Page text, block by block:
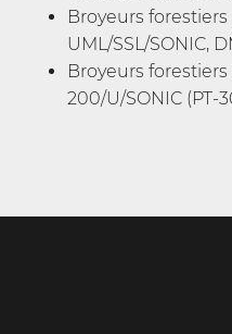
Broyeurs
UML/SSL/SONIC,
Broyeurs
200/U/SONIC (PT-